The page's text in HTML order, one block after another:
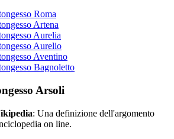
Roma
Artena
Aurelia
Aurelio
Aventino
Bagnoletto
Arsoli
: Una definizione dell'argomento
on line.